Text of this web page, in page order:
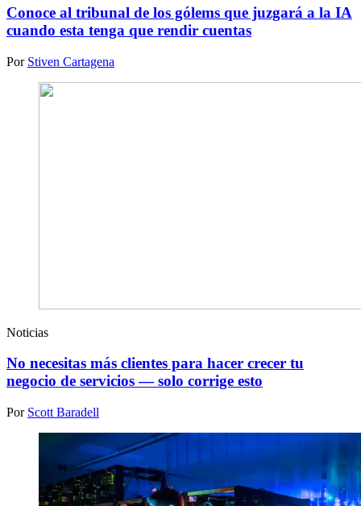
Conoce al tribunal de los gólems que juzgará a la IA
cuando esta tenga que rendir cuentas
Por Stiven Cartagena
Noticias
No necesitas más clientes para hacer crecer tu
negocio de servicios — solo corrige esto
Por Scott Baradell